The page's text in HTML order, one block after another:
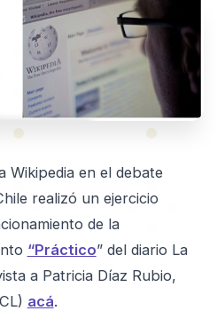
Wikipedia en el debate
realizó un ejercicio
de la
“Práctico” del diario La
a Patricia Díaz Rubio,
acá.